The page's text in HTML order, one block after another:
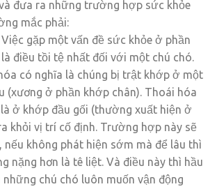
đưa ra những trường hợp sức khỏe
mắc phải:
gặp một vấn đề sức khỏe ở phần
điều tồi tệ nhất đối với một chú chó.
có nghĩa là chúng bị trật khớp ở một
(xương ở phần khớp chân). Thoái hóa
ở khớp đầu gối (thường xuất hiện ở
khỏi vị trí cố định. Trường hợp này sẽ
nếu không phát hiện sớm mà để lâu thì
nặng hơn là tê liệt. Và điều này thì hầu
chú chó luôn muốn vận động